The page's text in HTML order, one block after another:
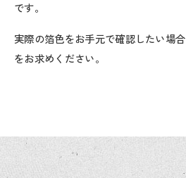
です。
実際の箔色をお手元で確認したい場
をお求めください。